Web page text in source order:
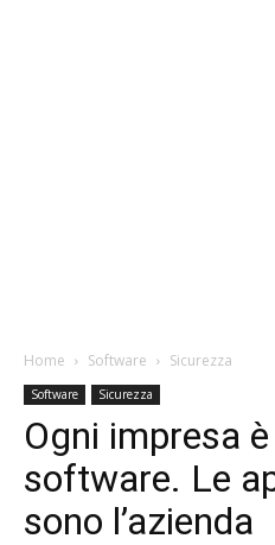
Home Software Sicurezza
Software Sicurezza
Ogni impresa
software. Le
sono l’azienda